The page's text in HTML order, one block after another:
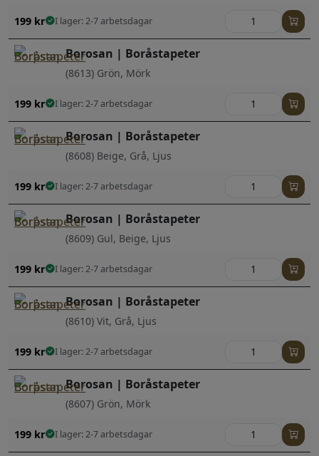
199 kr I lager: 2-7 arbetsdagar
Borosan | Boråstapeter
(8613) Grön, Mörk
199 kr I lager: 2-7 arbetsdagar
Borosan | Boråstapeter
(8608) Beige, Grå, Ljus
199 kr I lager: 2-7 arbetsdagar
Borosan | Boråstapeter
(8609) Gul, Beige, Ljus
199 kr I lager: 2-7 arbetsdagar
Borosan | Boråstapeter
(8610) Vit, Grå, Ljus
199 kr I lager: 2-7 arbetsdagar
Borosan | Boråstapeter
(8607) Grön, Mörk
199 kr I lager: 2-7 arbetsdagar